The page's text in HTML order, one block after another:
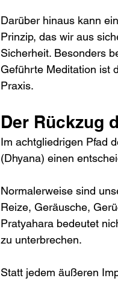
Darüber hinaus kann
Prinzip, das wir aus
Sicherheit. Besonders
Geführte Meditation ist
Praxis.
Der Rückzug
Im achtgliedrigen Pfad
(Dhyana) einen
Normalerweise sind
Reize, Geräusche,
Pratyahara bedeutet
zu unterbrechen.
Statt jedem äußeren